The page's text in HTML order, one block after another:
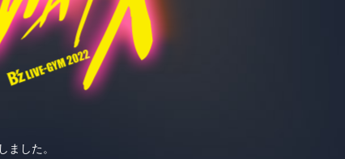
ました。